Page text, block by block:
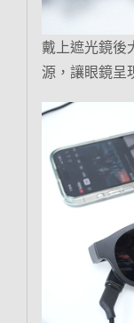
戴上遮光鏡後
源，讓眼鏡呈